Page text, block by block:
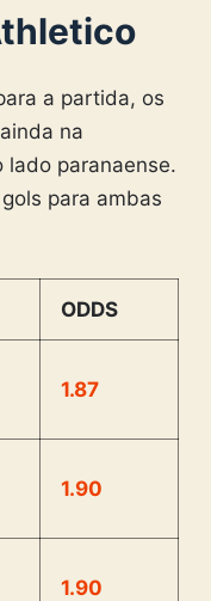
a partida, os
na
lado paranaense.
para ambas
ODDS
1.87
1.90
1.90